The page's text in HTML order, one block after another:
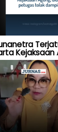
Kejaksaan